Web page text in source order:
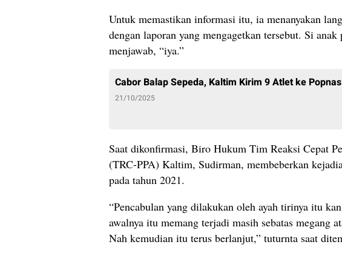
Untuk memastikan informasi itu, ia menanyakan
dengan laporan yang mengagetkan tersebut. Si
menjawab, “iya.”
Cabor Balap Sepeda, Kaltim Kirim 9 Atlet ke
21/10/2025
Saat dikonfirmasi, Biro Hukum Tim Reaksi Cepat
(TRC-PPA) Kaltim, Sudirman, membeberkan
pada tahun 2021.
“Pencabulan yang dilakukan oleh ayah tirinya itu
awalnya itu memang terjadi masih sebatas megang
Nah kemudian itu terus berlanjut,” tuturnta saat